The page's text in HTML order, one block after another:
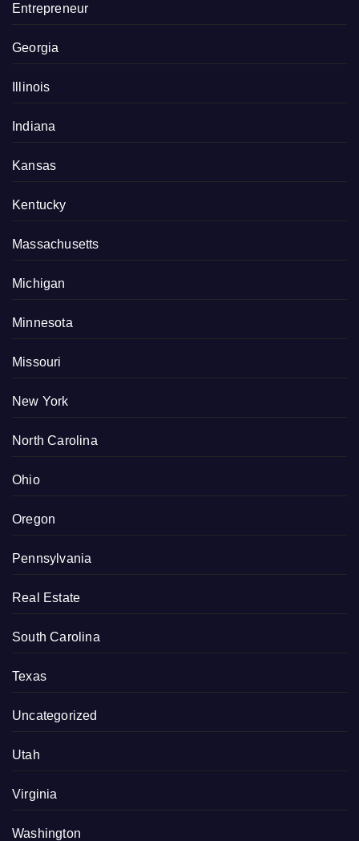
Entrepreneur
Georgia
Illinois
Indiana
Kansas
Kentucky
Massachusetts
Michigan
Minnesota
Missouri
New York
North Carolina
Ohio
Oregon
Pennsylvania
Real Estate
South Carolina
Texas
Uncategorized
Utah
Virginia
Washington